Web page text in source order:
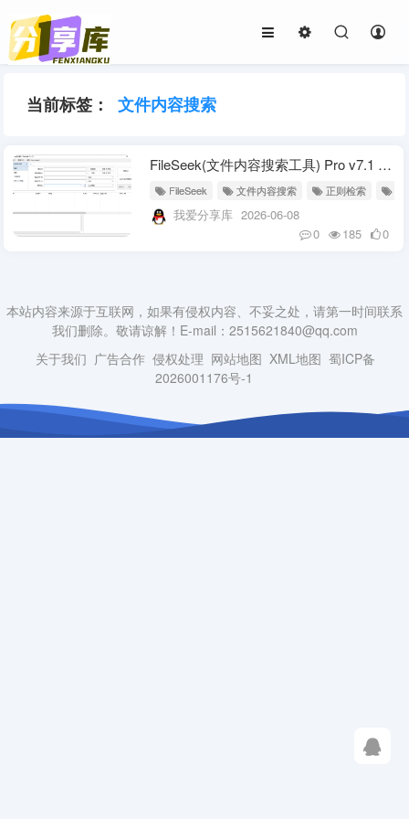
当前标签： 文件内容搜索
FileSeek(文件内容搜索工具) Pro v7.1 多语便携版
FileSeek 文件内容搜索 正则检索
我爱分享库 2026-06-08
0
185 0
本站内容来源于互联网，如果有侵权内容、不妥之处，请第一时间联系
我们删除。敬请谅解！E-mail：2515621840@qq.com
关于我们 广告合作 侵权处理 网站地图 XML地图 蜀ICP备
2026001176号-1